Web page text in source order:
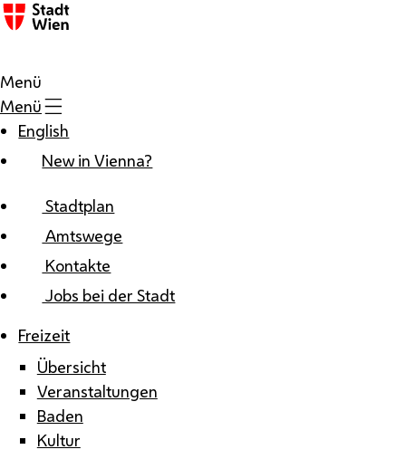
Zum Inhalt
Menü
Menü
English
New in Vienna?
Stadtplan
Amtswege
Kontakte
Jobs bei der Stadt
Freizeit
Übersicht
Veranstaltungen
Baden
Kultur